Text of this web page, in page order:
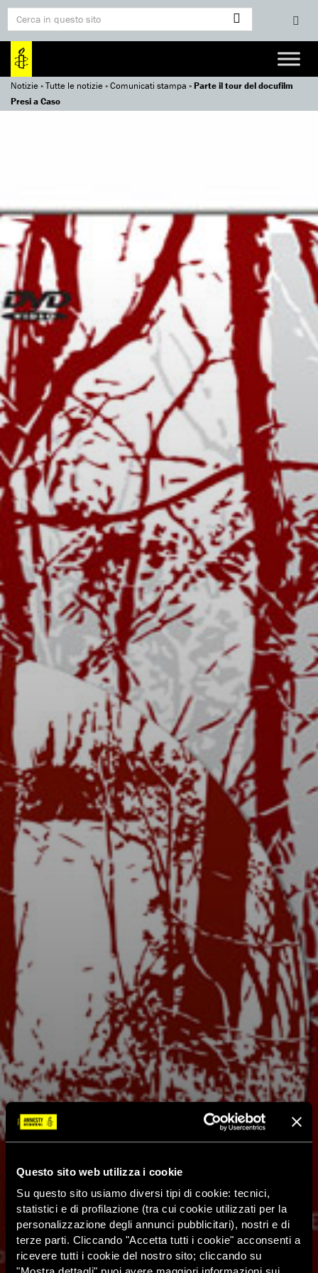
Questo sito web utilizza i cookie
Su questo sito usiamo diversi tipi di cookie: tecnici,
statistici e di profilazione (tra cui cookie utilizzati per la
personalizzazione degli annunci pubblicitari), nostri e di
terze parti. Cliccando "Accetta tutti i cookie" acconsenti a
ricevere tutti i cookie del nostro sito; cliccando su
Notizie»Tutte le notizie»Comunicati stampa »Parte il tour del docufilm
Presi a Caso